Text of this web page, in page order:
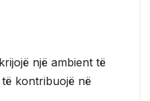
një ambient të
kontribuojë në